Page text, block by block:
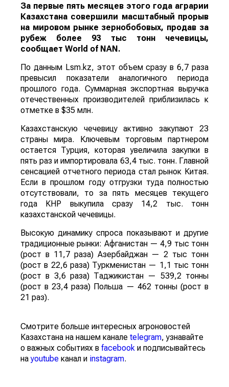
За первые пять месяцев этого года аграрии
Казахстана совершили масштабный прорыв
на мировом рынке зернобобовых, продав за
рубеж более 93 тыс тонн чечевицы,
сообщает World of NAN.
По данным Lsm.kz, этот объем сразу в 6,7 раза
превысил показатели аналогичного периода
прошлого года. Суммарная экспортная выручка
отечественных производителей приблизилась к
отметке в $35 млн.
Казахстанскую чечевицу активно закупают 23
страны мира. Ключевым торговым партнером
остается Турция, которая увеличила закупки в
пять раз и импортировала 63,4 тыс. тонн. Главной
сенсацией отчетного периода стал рынок Китая.
Если в прошлом году отгрузки туда полностью
отсутствовали, то за пять месяцев текущего
года КНР выкупила сразу 14,2 тыс. тонн
казахстанской чечевицы.
Высокую динамику спроса показывают и другие
традиционные рынки: Афганистан — 4,9 тыс тонн
(рост в 11,7 раза) Азербайджан — 2 тыс тонн
(рост в 22,6 раза) Туркменистан — 1,1 тыс тонн
(рост в 3,6 раза) Таджикистан — 539,2 тонны
(рост в 23,4 раза) Польша — 462 тонны (рост в
21 раз).
Смотрите больше интересных агроновостей
Казахстана на нашем канале telegram, узнавайте
о важных событиях в facebook и подписывайтесь
наyoutube канал и instagram.